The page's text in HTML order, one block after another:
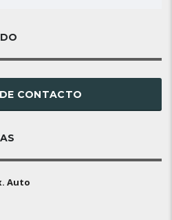
CONTACTO
Auto